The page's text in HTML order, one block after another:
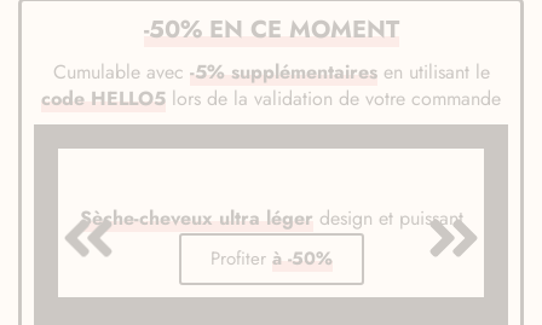
-50% EN CE MOMENT
Cumulable avec -5% supplémentairesen utilisant le
code HELLO5 lors de la validation de votre commande
Sèche-cheveux ultra léger design et puissant
Profiter à -50%